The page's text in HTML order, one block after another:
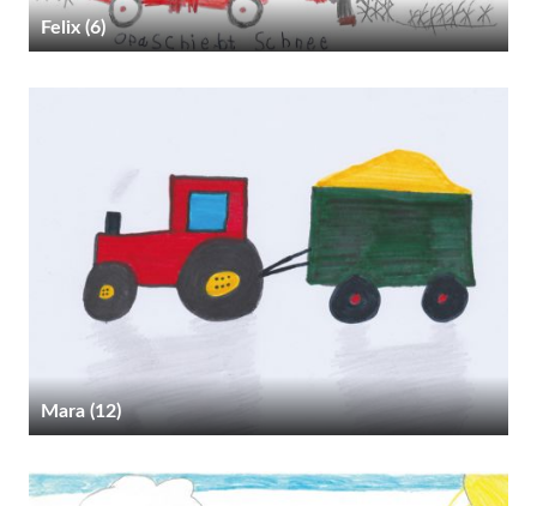
Felix (6)
Mara (12)